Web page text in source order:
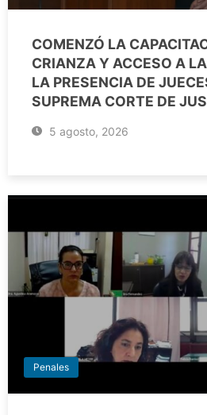
COMENZÓ LA
CRIANZA Y ACCESO A
LA PRESENCIA DE
SUPREMA CORTE DE
5 agosto, 2026
Penales